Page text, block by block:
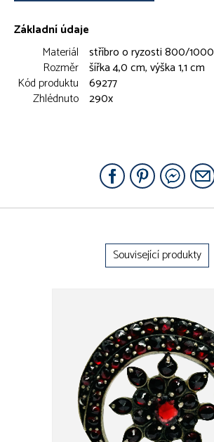
Základní údaje
Materiál stříbro o ryzosti 800/1000
Rozměr šířka 4,0 cm, výška 1,1 cm
Kód produktu 69277
Zhlédnuto 290x
Související produkty